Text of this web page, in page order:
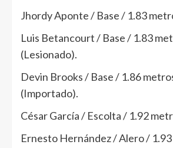
Jhordy Aponte / Base / 1.83
Luis Betancourt / Base / 1.83
(Lesionado).
Devin Brooks / Base / 1.86
(Importado).
César García / Escolta / 1.92
Ernesto Hernández / Alero /